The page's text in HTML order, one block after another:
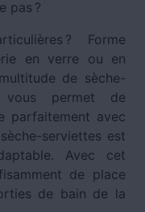
pas ?
? Forme
en verre ou en
de sèche-
vous permet de
parfaitement avec
serviettes est
Avec cet
de place
de bain de la